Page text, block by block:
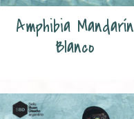
Amphibia Mandarín
Blanco